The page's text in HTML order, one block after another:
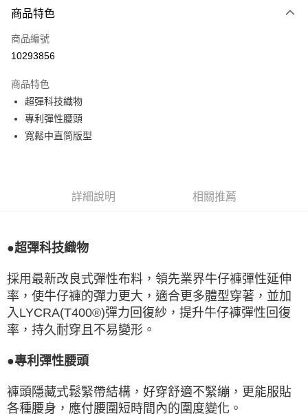
信用卡一次付款
LINE Pay
悠遊付
Google Pay
每筆NT$80，滿NT$990(含以上)免運費
付款後門市自取
每筆NT$80，滿NT$699(含以上)免運費
商品特色
商品編號
10293856
商品特色
超彈科技織物
專利彈性腰頭
寬鬆中直筒版型
詳細說明 相關推薦
●超彈科技織物
採用最新改良式彈性布料，領先業界牛仔褲彈性延伸
率，使牛仔褲的彈力更大，適合更多體型穿著，並加
入LYCRA(T400®)彈力回復紗，提升牛仔褲彈性回復
率，持久耐穿且不易變形。
●專利彈性腰頭
褲頭隱藏式鬆緊帶結構，好穿舒適不緊繃，更能服貼
各種腰身，應付腰圍短時間內的圍度變化。